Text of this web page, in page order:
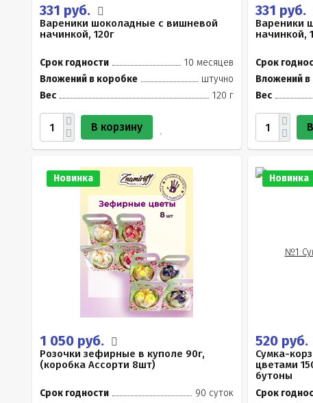
331 руб.
Вареники шоколадные с вишневой
начинкой, 120г
Срок годности
10 месяцев
Вложений в коробке
штучно
Вес
120 г
В корзину
331 руб.
Вареники
начинкой,
Срок
Вложений
Вес
Новинка
1 050 руб.
Розочки зефирные в куполе 90г,
(коробка Ассорти 8шт)
Срок годности
90 суток
Новинка
520 руб.
Сумка-
цветами
бутоны
Срок